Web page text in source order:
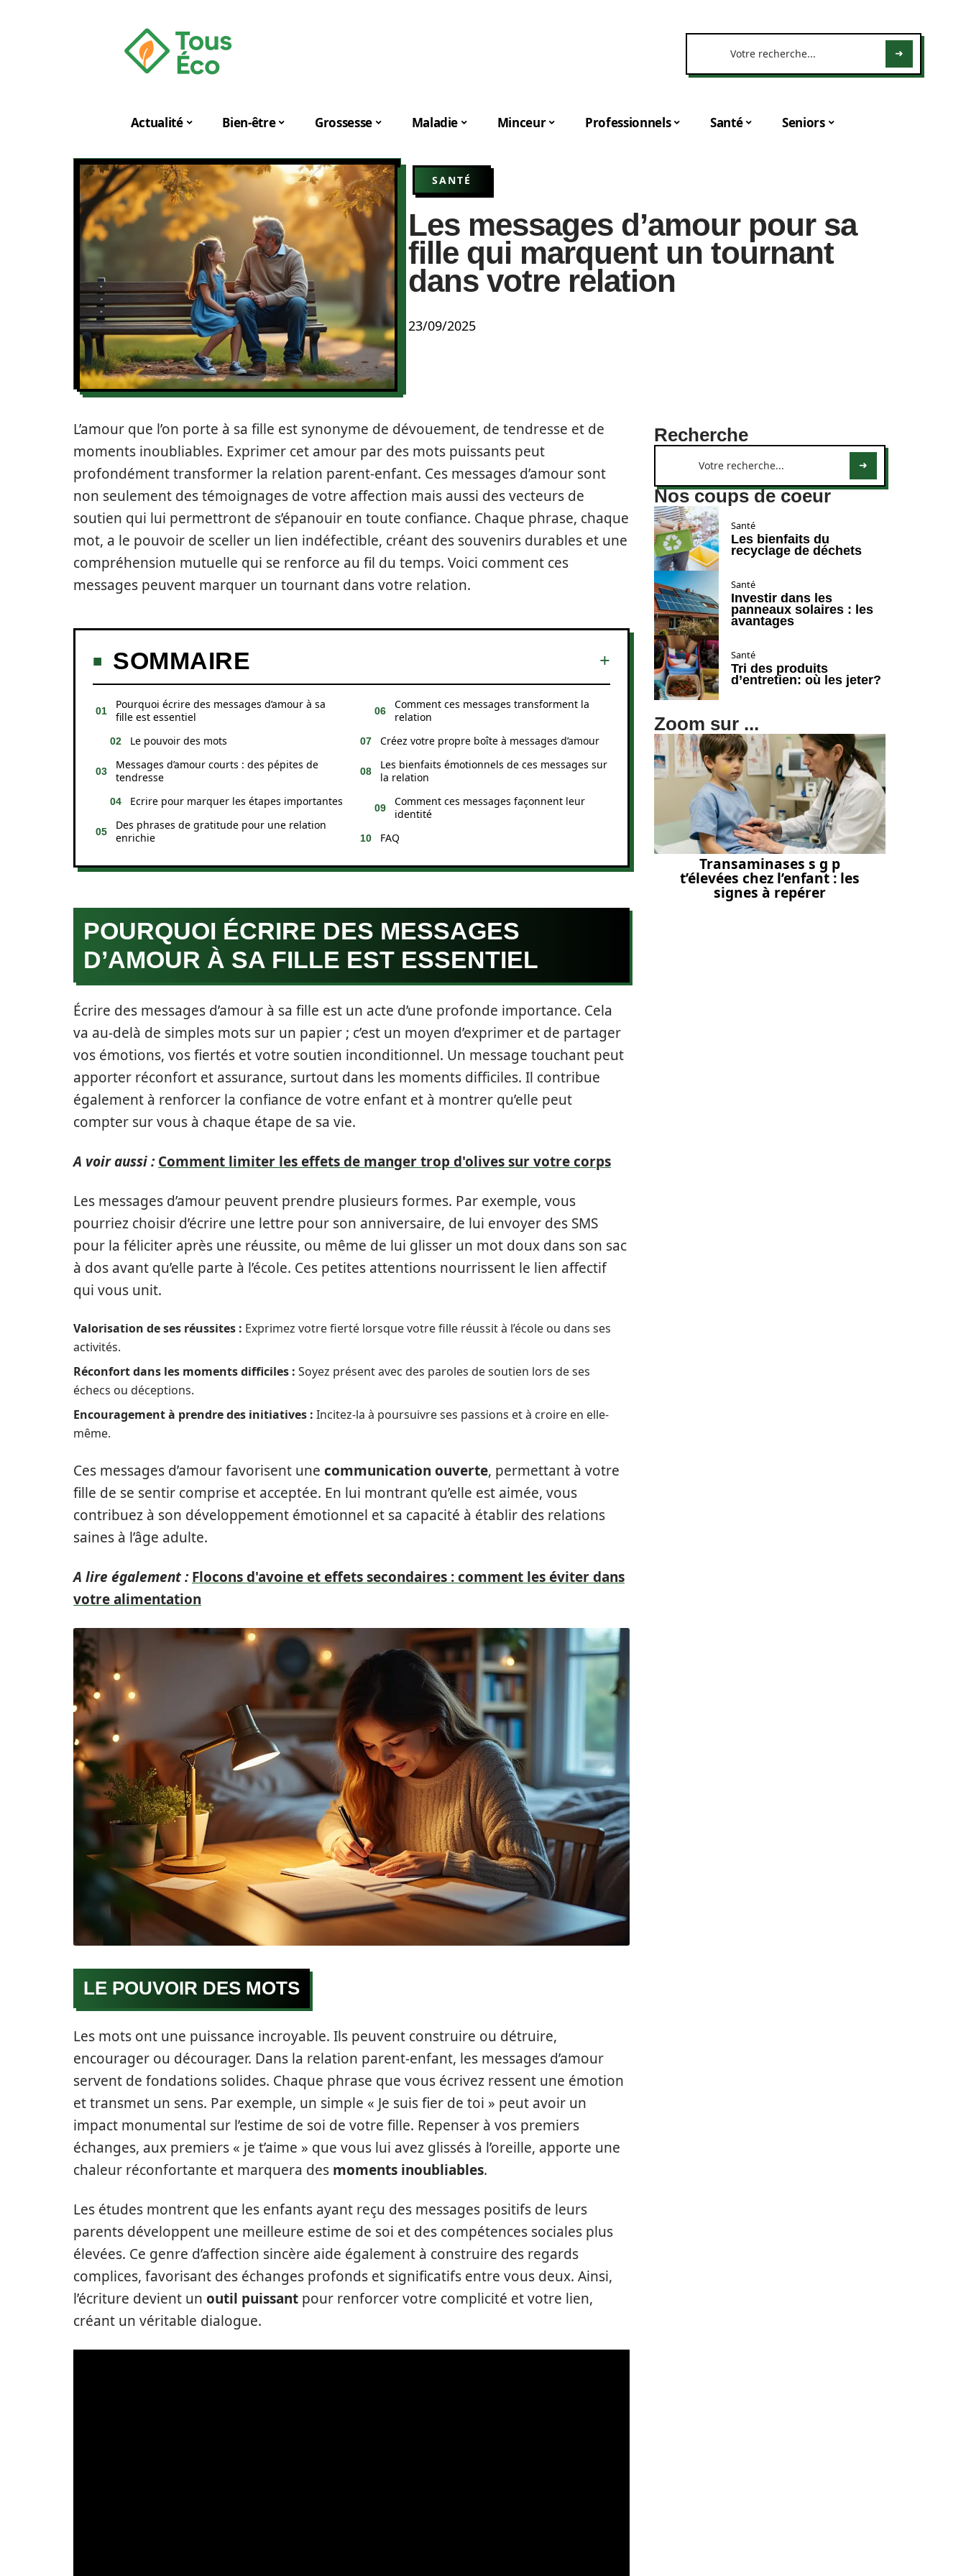
Actualité Bien-être Grossesse Maladie Minceur Professionnels Santé Seniors
SANTÉ
Les messages d’amour pour sa
fille qui marquent un tournant
dans votre relation
23/09/2025
L’amour que l’on porte à sa fille est synonyme de dévouement, de tendresse et de
moments inoubliables. Exprimer cet amour par des mots puissants peut
profondément transformer la relation parent-enfant. Ces messages d’amour sont
non seulement des témoignages de votre affection mais aussi des vecteurs de
soutien qui lui permettront de s’épanouir en toute confiance. Chaque phrase, chaque
mot, a le pouvoir de sceller un lien indéfectible, créant des souvenirs durables et une
compréhension mutuelle qui se renforce au fil du temps. Voici comment ces
messages peuvent marquer un tournant dans votre relation.
SOMMAIRE
Pourquoi écrire des messages d’amour à sa
fille est essentiel
Le pouvoir des mots
Messages d’amour courts : des pépites de
tendresse
Ecrire pour marquer les étapes importantes
Des phrases de gratitude pour une relation
enrichie
Comment ces messages transforment la
relation
Créez votre propre boîte à messages d’amour
Les bienfaits émotionnels de ces messages sur
la relation
Comment ces messages façonnent leur
identité
FAQ
POURQUOI ÉCRIRE DES MESSAGES
D’AMOUR À SA FILLE EST ESSENTIEL
Écrire des messages d’amour à sa fille est un acte d’une profonde importance. Cela
va au-delà de simples mots sur un papier ; c’est un moyen d’exprimer et de partager
vos émotions, vos fiertés et votre soutien inconditionnel. Un message touchant peut
apporter réconfort et assurance, surtout dans les moments difficiles. Il contribue
également à renforcer la confiance de votre enfant et à montrer qu’elle peut
compter sur vous à chaque étape de sa vie.
A voir aussi : Comment limiter les effets de manger trop d'olives sur votre corps
Les messages d’amour peuvent prendre plusieurs formes. Par exemple, vous
pourriez choisir d’écrire une lettre pour son anniversaire, de lui envoyer des SMS
pour la féliciter après une réussite, ou même de lui glisser un mot doux dans son sac
à dos avant qu’elle parte à l’école. Ces petites attentions nourrissent le lien affectif
qui vous unit.
Valorisation de ses réussites : Exprimez votre fierté lorsque votre fille réussit à l’école ou dans ses
activités.
Réconfort dans les moments difficiles : Soyez présent avec des paroles de soutien lors de ses
échecs ou déceptions.
Encouragement à prendre des initiatives : Incitez-la à poursuivre ses passions et à croire en elle-
même.
Ces messages d’amour favorisent une communication ouverte, permettant à votre
fille de se sentir comprise et acceptée. En lui montrant qu’elle est aimée, vous
contribuez à son développement émotionnel et sa capacité à établir des relations
saines à l’âge adulte.
A lire également : Flocons d'avoine et effets secondaires : comment les éviter dans
votre alimentation
LE POUVOIR DES MOTS
Les mots ont une puissance incroyable. Ils peuvent construire ou détruire,
encourager ou décourager. Dans la relation parent-enfant, les messages d’amour
servent de fondations solides. Chaque phrase que vous écrivez ressent une émotion
et transmet un sens. Par exemple, un simple « Je suis fier de toi » peut avoir un
impact monumental sur l’estime de soi de votre fille. Repenser à vos premiers
échanges, aux premiers « je t’aime » que vous lui avez glissés à l’oreille, apporte une
chaleur réconfortante et marquera des moments inoubliables.
Les études montrent que les enfants ayant reçu des messages positifs de leurs
parents développent une meilleure estime de soi et des compétences sociales plus
élevées. Ce genre d’affection sincère aide également à construire des regards
complices, favorisant des échanges profonds et significatifs entre vous deux. Ainsi,
l’écriture devient un outil puissant pour renforcer votre complicité et votre lien,
créant un véritable dialogue.
Recherche
Nos coups de coeur
Santé
Les bienfaits du
recyclage de déchets
Santé
Investir dans les
panneaux solaires : les
avantages
Santé
Tri des produits
d’entretien: où les jeter?
Zoom sur ...
Transaminases s g p
t’élevées chez l’enfant : les
signes à repérer